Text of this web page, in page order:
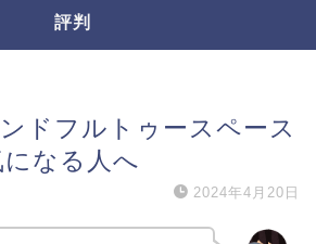
評判
ドフルトゥースペース
になる人へ
2024年4月20日